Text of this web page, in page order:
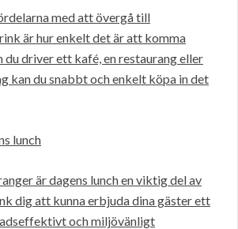
med att övergå till
är hur enkelt det är att komma
du driver ett kafé, en restaurang eller
kan du snabbt och enkelt köpa in det
lunch
är dagens lunch en viktig del av
dig att kunna erbjuda dina gäster ett
och miljövänligt